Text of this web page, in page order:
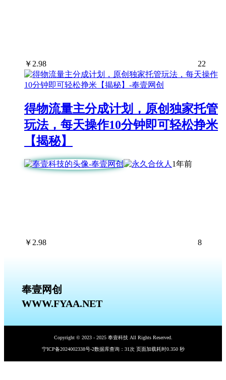
￥ 2.98 22
得物流量主分成计划，原创独家托管
玩法，每天操作10分钟即可轻松挣米
【揭秘】
1年前
￥ 2.98 8
奉壹网创
WWW.FYAA.NET
Copyright © 2023 - 2025 奉壹科技 All Rights Reserved.
宁ICP备2024002338号-2数据库查询：31次 页面加载耗时0.350 秒